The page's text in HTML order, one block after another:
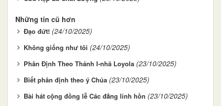
Những tin cũ hơn
Đạo đứt! (24/10/2025)
Không giống như tôi (24/10/2025)
Phân Định Theo Thánh I-nhã Loyola (23/10/2025)
Biết phân định theo ý Chúa (23/10/2025)
Bài hát cộng đồng lễ Các đẳng linh hồn (23/10/2025)